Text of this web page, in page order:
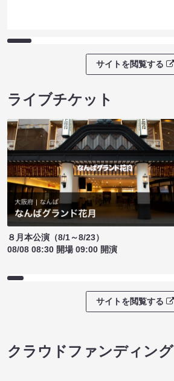
サイトを閲覧する
ライブチケット
８月本公演（8/1～8/23）
08/08 08:30 開場 09:00 開演
サイトを閲覧する
クラウドファンディング